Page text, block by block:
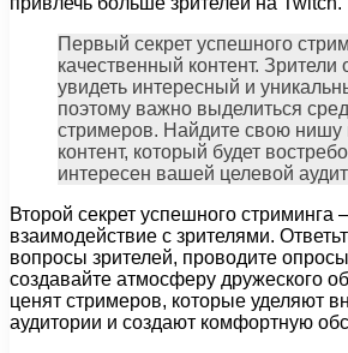
Первый секрет успешного
качественный контент.
увидеть интересный и
поэтому важно выделиться
стримеров. Найдите свою нишу
контент, который будет
интересен вашей целевой
Второй секрет успешного стриминга
взаимодействие с зрителями.
вопросы зрителей, проводите
создавайте атмосферу дружеского
ценят стримеров, которые уделяют
аудитории и создают комфортную